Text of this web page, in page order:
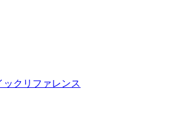
ックリファレンス